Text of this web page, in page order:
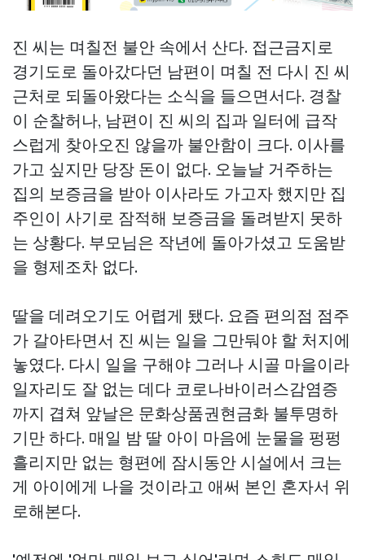
진 씨는 며칠전 불안 속에서 산다. 접근금지로
경기도로 돌아갔다던 남편이 며칠 전 다시 진 씨
근처로 되돌아왔다는 소식을 들으면서다. 경찰
이 순찰허나, 남편이 진 씨의 집과 일터에 급작
스럽게 찾아오진 않을까 불안함이 크다. 이사를
가고 싶지만 당장 돈이 없다. 오늘날 거주하는
집의 보증금을 받아 이사라도 가고자 했지만 집
주인이 사기로 잠적해 보증금을 돌려받지 못하
는 상황다. 부모님은 작년에 돌아가셨고 도움받
을 형제조차 없다.
딸을 데려오기도 어렵게 됐다. 요즘 편의점 점주
가 갈아타면서 진 씨는 일을 그만둬야 할 처지에
놓였다. 다시 일을 구해야 그러나 시골 마을이라
일자리도 잘 없는 데다 코로나바이러스감염증
까지 겹쳐 앞날은 문화상품권현금화 불투명하
기만 하다. 매일 밤 딸 아이 마음에 눈물을 펑펑
흘리지만 없는 형편에 잠시동안 시설에서 크는
게 아이에게 나을 것이라고 애써 본인 혼자서 위
로해본다.